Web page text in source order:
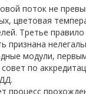
поток не
цветовая
Третье
признана
модули,
по
процесс